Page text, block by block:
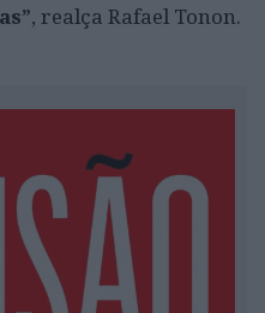
, realça Rafael Tonon.